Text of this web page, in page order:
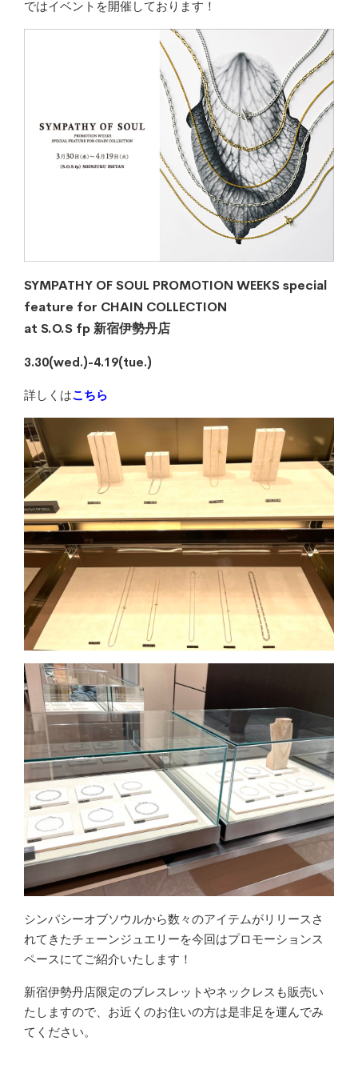
ではイベントを開催しております！
SYMPATHY OF SOUL PROMOTION WEEKS special
feature for CHAIN COLLECTION
at S.O.S fp 新宿伊勢丹店
3.30(wed.)-4.19(tue.)
詳しくはこちら
シンパシーオブソウルから数々のアイテムがリリースさ
れてきたチェーンジュエリーを今回はプロモーションス
ペースにてご紹介いたします！
新宿伊勢丹店限定のブレスレットやネックレスも販売い
たしますので、お近くのお住いの方は是非足を運んでみ
てください。